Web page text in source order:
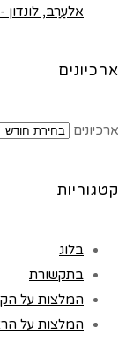
אלעַרַבּ, לונדון - Nziv.net
ארכיונים
ארכיונים
קטגוריות
בלוג
בתקשורת
המלצות על
המלצות על